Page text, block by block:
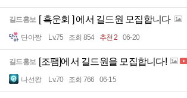
길드홍보 [ 흑운회 ] 에서 길드원 모집합니다
단아짱 Lv.75 조회 854 추천 2 06-20
길드홍보 [조팸]에서 길드원을 모집합니다!
나선왕 Lv.70 조회 766 06-15